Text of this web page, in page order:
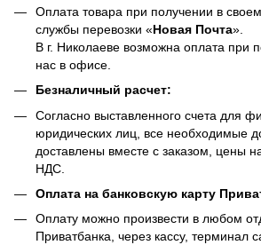
Оплата товара при получении в
службы перевозки «Новая Почта».
В г. Николаеве возможна оплата при
нас в офисе.
Безналичный расчет:
Согласно выставленного счета для
юридических лиц, все необходимые
доставлены вместе с заказом, цены
НДС.
Оплата на банковскую карту
Оплату можно произвести в любом
Приватбанка, через кассу, терминал